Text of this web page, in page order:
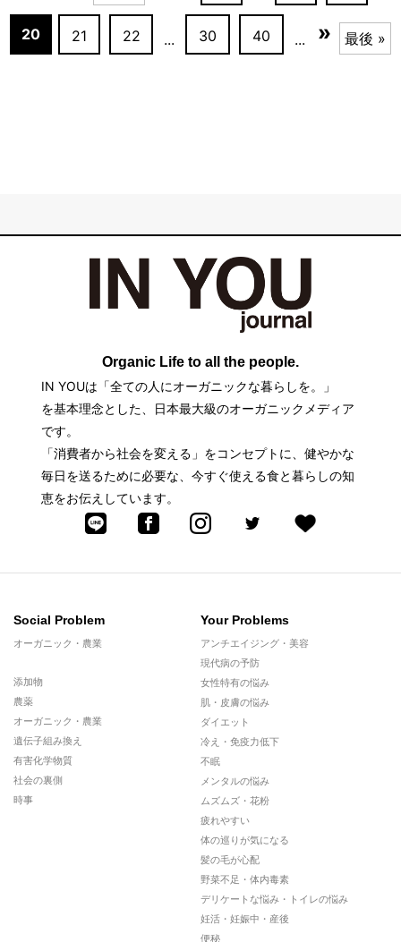
20 21 22 ... 30 40 ... » 最後 »
Organic Life to all the people.
IN YOUは「全ての人にオーガニックな暮らしを。」
を基本理念とした、日本最大級のオーガニックメディア
です。
「消費者から社会を変える」をコンセプトに、健やかな
毎日を送るために必要な、今すぐ使える食と暮らしの知
恵をお伝えしています。
Social Problem
オーガニック・農業
添加物
農薬
オーガニック・農業
遺伝子組み換え
有害化学物質
社会の裏側
時事
Your Problems
アンチエイジング・美容
現代病の予防
女性特有の悩み
肌・皮膚の悩み
ダイエット
冷え・免疫力低下
不眠
メンタルの悩み
ムズムズ・花粉
疲れやすい
体の巡りが気になる
髪の毛が心配
野菜不足・体内毒素
デリケートな悩み・トイレの悩み
妊活・妊娠中・産後
便秘